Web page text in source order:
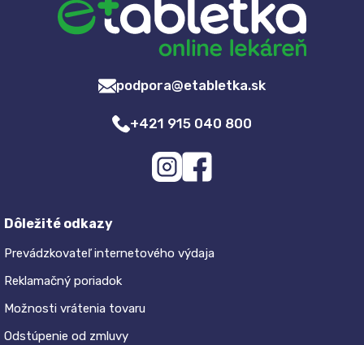
podpora@etabletka.sk
+421 915 040 800
Dôležité odkazy
Prevádzkovateľ internetového výdaja
Reklamačný poriadok
Možnosti vrátenia tovaru
Odstúpenie od zmluvy